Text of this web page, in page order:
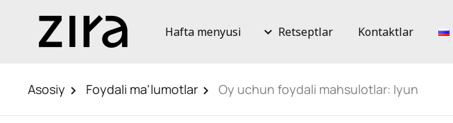
Hafta menyusi Retseptlar Kontaktlar
Asosiy Foydali ma'lumotlar Oy uchun foydali mahsulotlar: Iyun